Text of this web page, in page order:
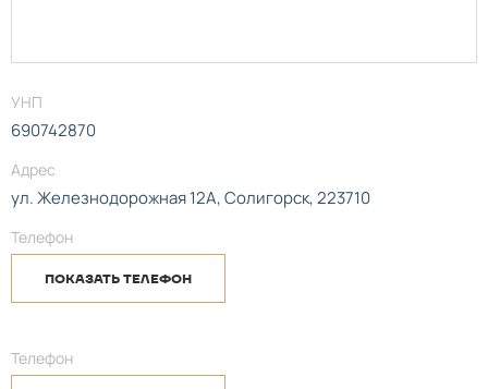
УНП
690742870
Адрес
ул. Железнодорожная 12А, Солигорск, 223710
Телефон
ПОКАЗАТЬ ТЕЛЕФОН
Телефон